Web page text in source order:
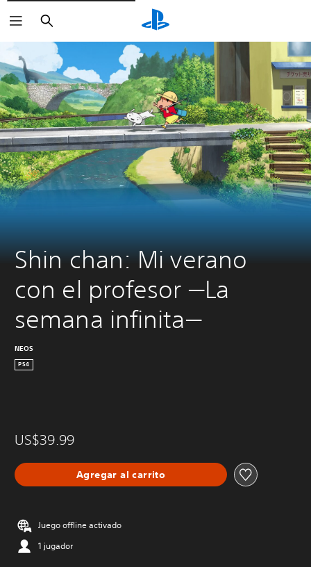
Buscar
Shin chan: Mi verano
con el profesor —La
semana infinita—
NEOS
PS4
US$39.99
Agregar al carrito
Juego offline activado
1 jugador